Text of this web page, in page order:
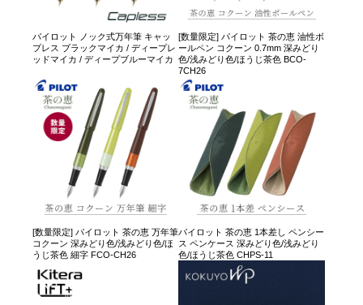
パイロット ノック式万年筆 キャッ
プレス ブラックマイカ / ディープレ
ッドマイカ / ディープブルーマイカ
[数量限定] パイロット 茶の恵 油性ボ
ールペン コクーン 0.7mm 深みどり
色/浅みどり色/ほうじ茶色 BCO-
7CH26
[数量限定] パイロット 茶の恵 万年筆
コクーン 深みどり色/浅みどり色/ほ
うじ茶色 細字 FCO-CH26
パイロット 茶の恵 1本差し ペンシー
ス ペンケース 深みどり色/浅みどり
色/ほうじ茶色 CHPS-11